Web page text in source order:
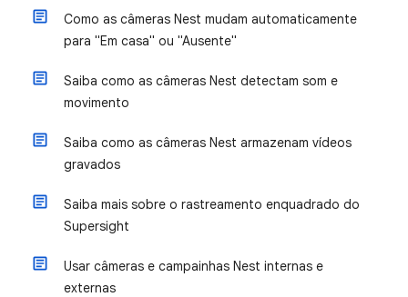
Como as câmeras Nest mudam automaticamente
para "Em casa" ou "Ausente"
Saiba como as câmeras Nest detectam som e
movimento
Saiba como as câmeras Nest armazenam vídeos
gravados
Saiba mais sobre o rastreamento enquadrado do
Supersight
Usar câmeras e campainhas Nest internas e
externas